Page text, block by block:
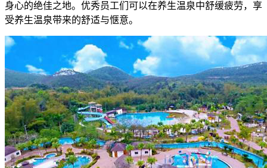
身心的绝佳之地。优秀员工们可以在养生温泉中舒缓疲劳，享
受养生温泉带来的舒适与惬意。